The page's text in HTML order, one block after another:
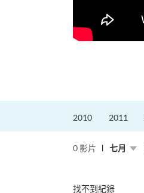
2010 2011
0 影片 七月
找不到紀錄